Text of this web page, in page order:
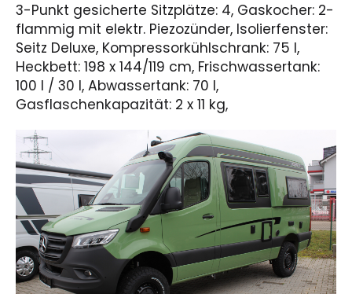
3-Punkt gesicherte Sitzplätze: 4, Gaskocher: 2-
flammig mit elektr. Piezozünder, Isolierfenster:
Seitz Deluxe, Kompressorkühlschrank: 75 l,
Heckbett: 198 x 144/119 cm, Frischwassertank:
100 l / 30 l, Abwassertank: 70 l,
Gasflaschenkapazität: 2 x 11 kg,